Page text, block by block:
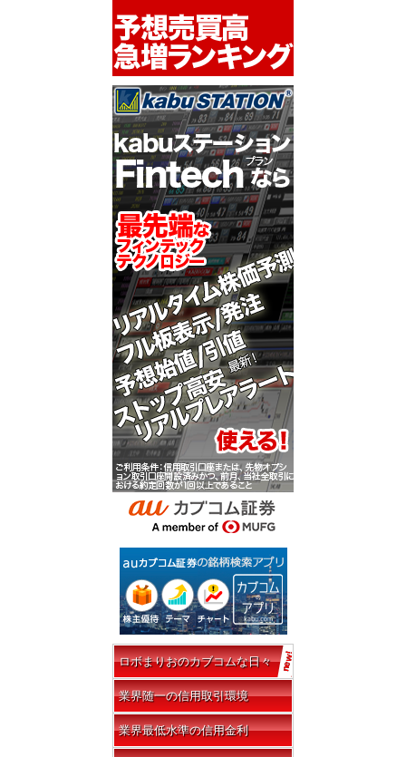
ロボまりおのカブコムな日々
業界随一の信用取引環境
業界最低水準の信用金利